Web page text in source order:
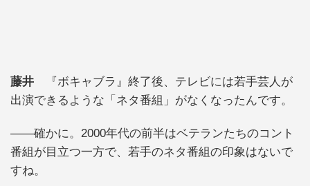
藤井 『ボキャブラ』終了後、テレビには若手芸人が
出演できるような「ネタ番組」がなくなったんです。
――確かに。2000年代の前半はベテランたちのコント
番組が目立つ一方で、若手のネタ番組の印象はないで
すね。